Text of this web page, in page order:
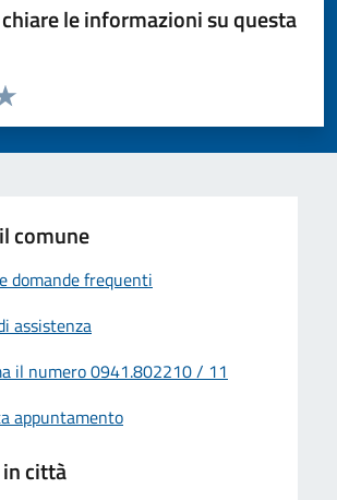
le informazioni su questa
la pagina
5 stelle su 5
4 stelle su 5
su 5
su 5
5
comune
domande frequenti
assistenza
il numero 0941.802210 / 11
appuntamento
città